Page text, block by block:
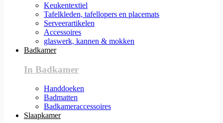
Keukentextiel
Tafelkleden, tafellopers en placemats
Serveerartikelen
Accessoires
glaswerk, kannen & mokken
Badkamer
In Badkamer
Handdoeken
Badmatten
Badkameraccessoires
Slaapkamer